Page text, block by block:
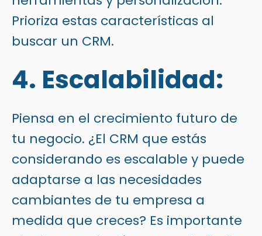
Prioriza estas características al
buscar un CRM.
4. Escalabilidad:
Piensa en el crecimiento futuro de
tu negocio. ¿El CRM que estás
considerando es escalable y puede
adaptarse a las necesidades
cambiantes de tu empresa a
medida que creces? Es importante